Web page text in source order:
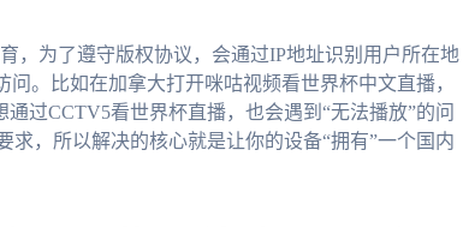
，为了遵守版权协议，会通过IP地址识别用户所在地
。比如在加拿大打开咪咕视频看世界杯中文直播，
过CCTV5看世界杯直播，也会遇到“无法播放”的问
，所以解决的核心就是让你的设备“拥有”一个国内